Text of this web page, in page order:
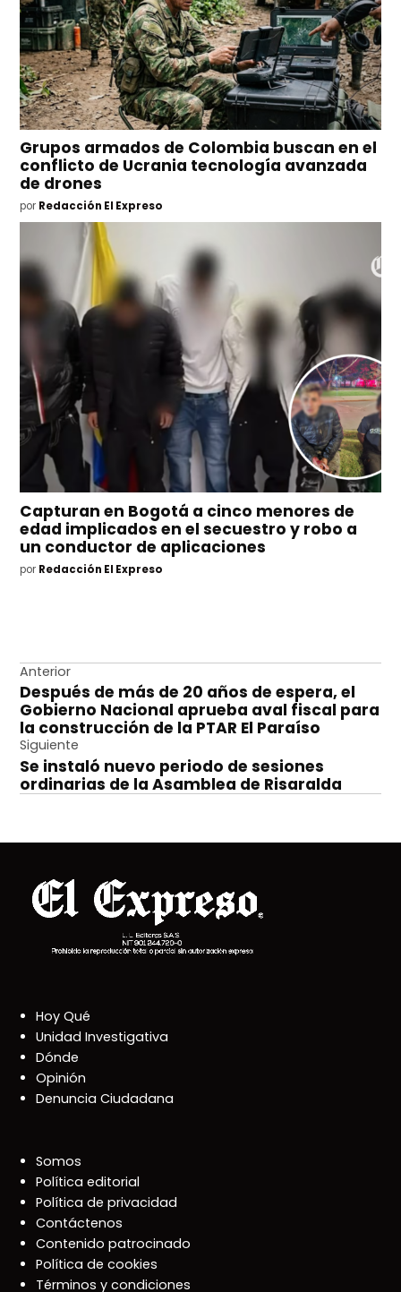
Grupos armados de Colombia buscan en el
conflicto de Ucrania tecnología avanzada
de drones
por Redacción El Expreso
Capturan en Bogotá a cinco menores de
edad implicados en el secuestro y robo a
un conductor de aplicaciones
por Redacción El Expreso
Navegación
de
entradas
Anterior
Después de más de 20 años de espera, el
Gobierno Nacional aprueba aval fiscal para
la construcción de la PTAR El Paraíso
Siguiente
Se instaló nuevo periodo de sesiones
ordinarias de la Asamblea de Risaralda
Hoy Qué
Unidad Investigativa
Dónde
Opinión
Denuncia Ciudadana
Somos
Política editorial
Política de privacidad
Contáctenos
Contenido patrocinado
Política de cookies
Términos y condiciones